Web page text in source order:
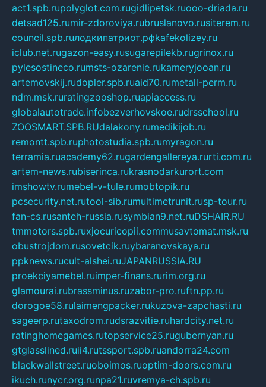
act1.spb.rupolyglot.com.rugidlipetsk.ruooo-driada.ru
detsad125.rumir-zdoroviya.rubruslanovo.rusiterem.ru
council.spb.ruлодкипатриот.рфkafekolizey.ru
iclub.net.rugazon-easy.rusugarepilekb.rugrinox.ru
pylesostineco.rumsts-ozarenie.rukameryjooan.ru
artemovskij.rudopler.spb.ruaid70.rumetall-perm.ru
ndm.msk.ruratingzooshop.ruapiaccess.ru
globalautotrade.infobezverhovskoe.rudrsschool.ru
ZOOSMART.SPB.RUdalakony.rumedikijob.ru
remontt.spb.ruphotostudia.spb.rumyragon.ru
terramia.ruacademy62.rugardengallereya.rurti.com.ru
artem-news.rubiserinca.rukrasnodarkurort.com
imshowtv.rumebel-v-tule.rumobtopik.ru
pcsecurity.net.rutool-sib.rumultimetrunit.rusp-tour.ru
fan-cs.rusanteh-russia.rusymbian9.net.ruDSHAIR.RU
tmmotors.spb.ruxjocuricopii.commusavtomat.msk.ru
obustrojdom.rusovetcik.ruybaranovskaya.ru
ppknews.rucult-alshei.ruJAPANRUSSIA.RU
proekciyamebel.ruimper-finans.rurim.org.ru
glamourai.rubrassminus.ruzabor-pro.ruftn.pp.ru
dorogoe58.rulaimengpacker.rukuzova-zapchasti.ru
sageerp.rutaxodrom.rudsrazvitie.ruhardcity.net.ru
ratinghomegames.rutopservice25.rugubernyan.ru
gtglasslined.ruii4.rutssport.spb.ruandorra24.com
blackwallstreet.ruoboimos.ruoptim-doors.com.ru
ikuch.runycr.org.runpa21.ruvremya-ch.spb.ru